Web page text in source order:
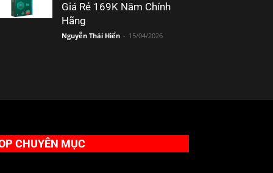
Giá Rẻ 169K Năm Chính
Hãng
Nguyễn Thái Hiển - 15/04/2026
CHUYÊN MỤC